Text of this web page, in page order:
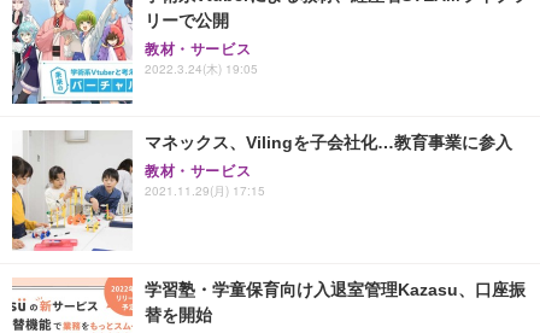
リーで公開
教材・サービス
2022.3.24(木) 19:05
マネックス、Vilingを子会社化…教育事業に参入
教材・サービス
2021.11.29(月) 17:15
学習塾・学童保育向け入退室管理Kazasu、口座振
替を開始